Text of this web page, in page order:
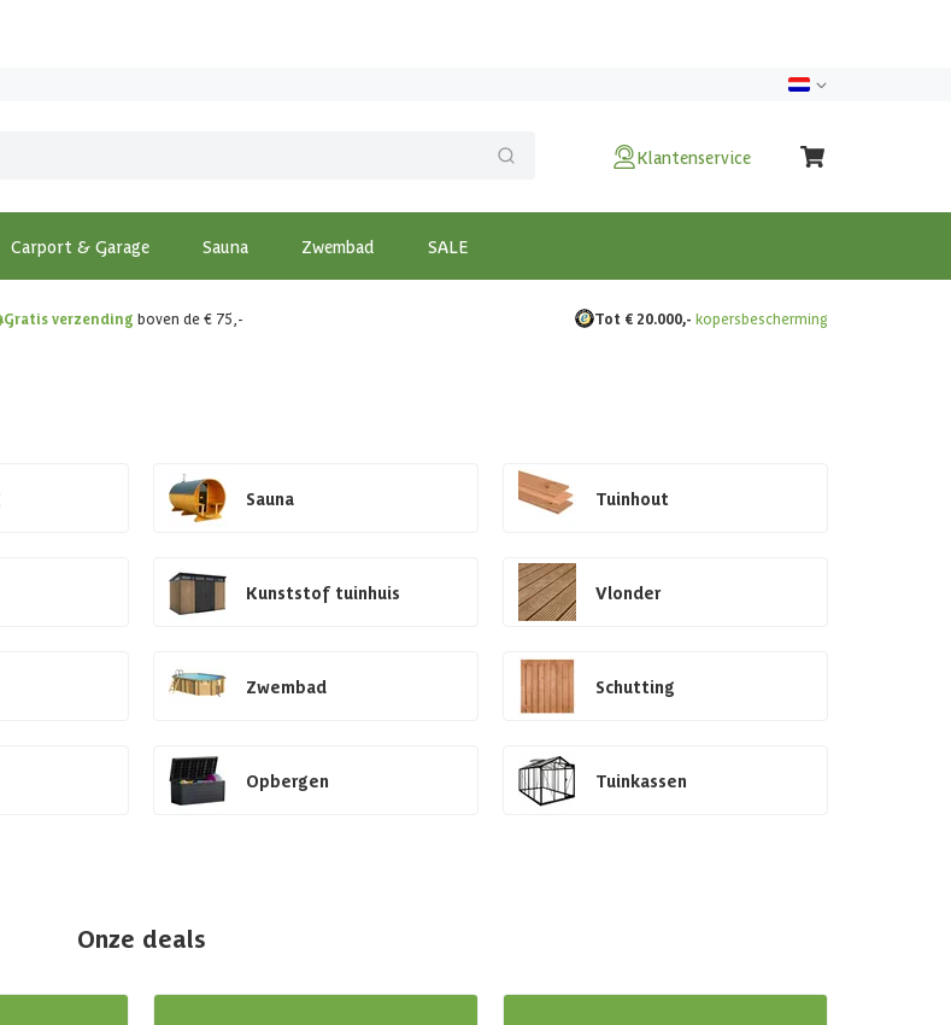
Klantenservice
Carport & Garage Sauna Zwembad SALE
Gratis verzending boven de € 75,- Tot € 20.000,- kopersbescherming
Sauna Tuinhout
Kunststof tuinhuis Vlonder
Zwembad Schutting
Opbergen Tuinkassen
Onze deals